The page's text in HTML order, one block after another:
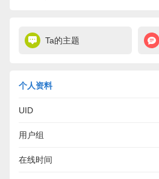
Ta的主题
个人资料
UID
用户组
在线时间